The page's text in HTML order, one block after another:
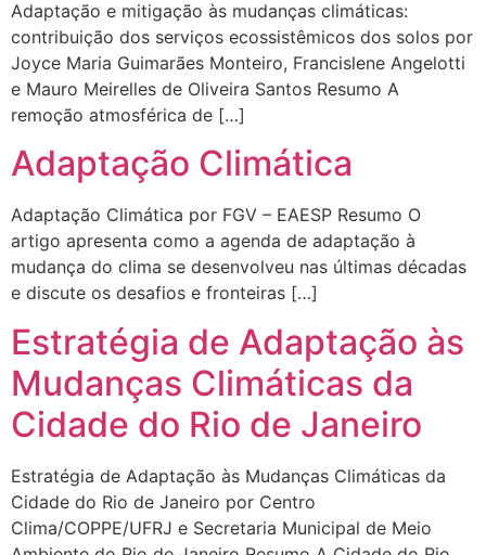
Adaptação e mitigação às mudanças climáticas:
contribuição dos serviços ecossistêmicos dos solos por
Joyce Maria Guimarães Monteiro, Francislene Angelotti
e Mauro Meirelles de Oliveira Santos Resumo A
remoção atmosférica de […]
Adaptação Climática
Adaptação Climática por FGV – EAESP Resumo O
artigo apresenta como a agenda de adaptação à
mudança do clima se desenvolveu nas últimas décadas
e discute os desafios e fronteiras […]
Estratégia de Adaptação às
Mudanças Climáticas da
Cidade do Rio de Janeiro
Estratégia de Adaptação às Mudanças Climáticas da
Cidade do Rio de Janeiro por Centro
Clima/COPPE/UFRJ e Secretaria Municipal de Meio